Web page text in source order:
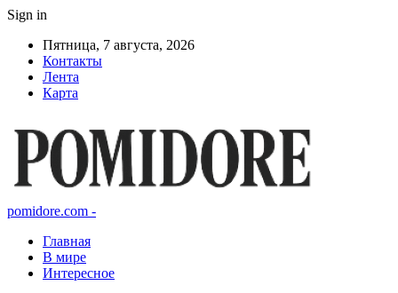
Sign in
Пятница, 7 августа, 2026
Контакты
Лента
Карта
pomidore.com -
Главная
В мире
Интересное